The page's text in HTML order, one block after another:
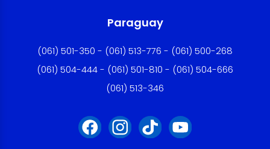
Paraguay
(061) 501-350 - (061) 513-776 - (061) 500-268
(061) 504-444 - (061) 501-810 - (061) 504-666
(061) 513-346